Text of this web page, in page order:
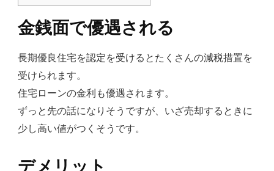
金銭面で優遇される
長期優良住宅を認定を受けるとたくさんの減税措置を
受けられます。
住宅ローンの金利も優遇されます。
ずっと先の話になりそうですが、いざ売却するときに
少し高い値がつくそうです。
デメリット